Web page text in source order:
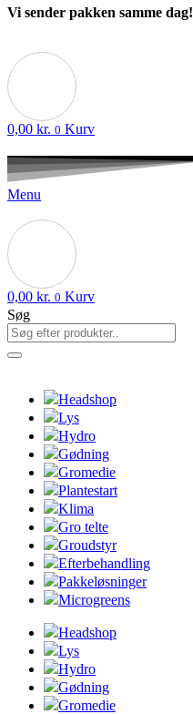
Vi sender pakken samme dag!
0,00 kr. 0 Kurv
Menu
0,00 kr. 0 Kurv
Søg
Headshop
Lys
Hydro
Gødning
Gromedie
Plantestart
Klima
Gro telte
Groudstyr
Efterbehandling
Pakkeløsninger
Microgreens
Headshop
Lys
Hydro
Gødning
Gromedie